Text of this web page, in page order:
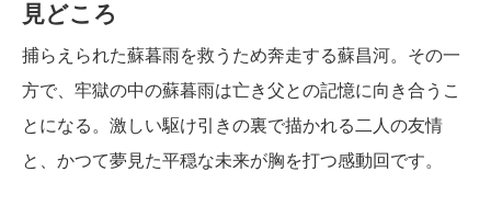
見どころ
捕らえられた蘇暮雨を救うため奔走する蘇昌河。その一
方で、牢獄の中の蘇暮雨は亡き父との記憶に向き合うこ
とになる。激しい駆け引きの裏で描かれる二人の友情
と、かつて夢見た平穏な未来が胸を打つ感動回です。